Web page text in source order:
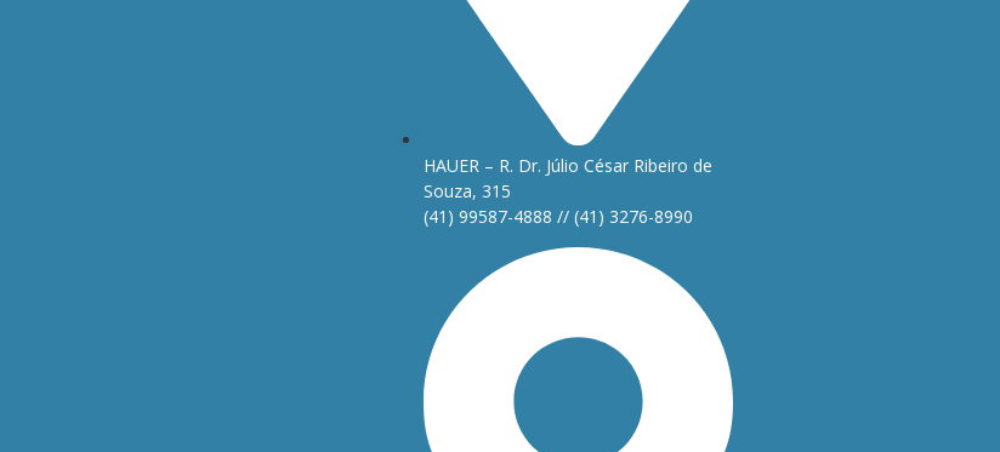
HAUER – R. Dr. Júlio César Ribeiro de
Souza, 315
(41) 99587-4888 // (41) 3276-8990